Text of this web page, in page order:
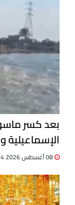
بعد كسر